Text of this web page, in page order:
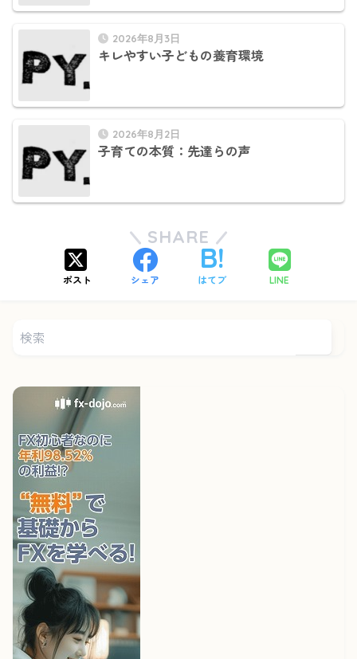
2026年8月3日
キレやすい子どもの養育環境
2026年8月2日
子育ての本質：先達らの声
SHARE
ポスト シェア はてブ LINE